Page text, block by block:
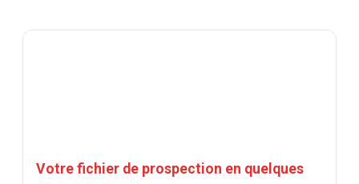
Votre fichier de prospection en quelques